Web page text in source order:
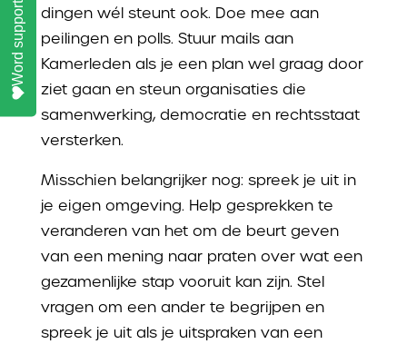
dingen wél steunt ook. Doe mee aan
peilingen en polls. Stuur mails aan
Kamerleden als je een plan wel graag door
ziet gaan en steun organisaties die
samenwerking, democratie en rechtsstaat
versterken.
Misschien belangrijker nog: spreek je uit in
je eigen omgeving. Help gesprekken te
veranderen van het om de beurt geven
van een mening naar praten over wat een
gezamenlijke stap vooruit kan zijn. Stel
vragen om een ander te begrijpen en
spreek je uit als je uitspraken van een
Word supporter